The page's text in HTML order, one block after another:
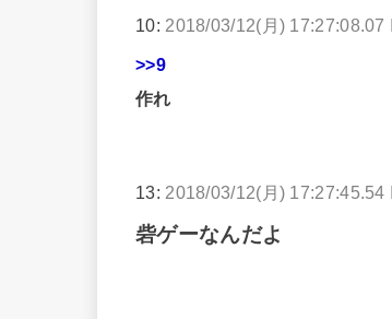
10: 2018/03/12(月) 17:27:08.07
>>9
作れ
13: 2018/03/12(月) 17:27:45.54
砦ゲーなんだよ